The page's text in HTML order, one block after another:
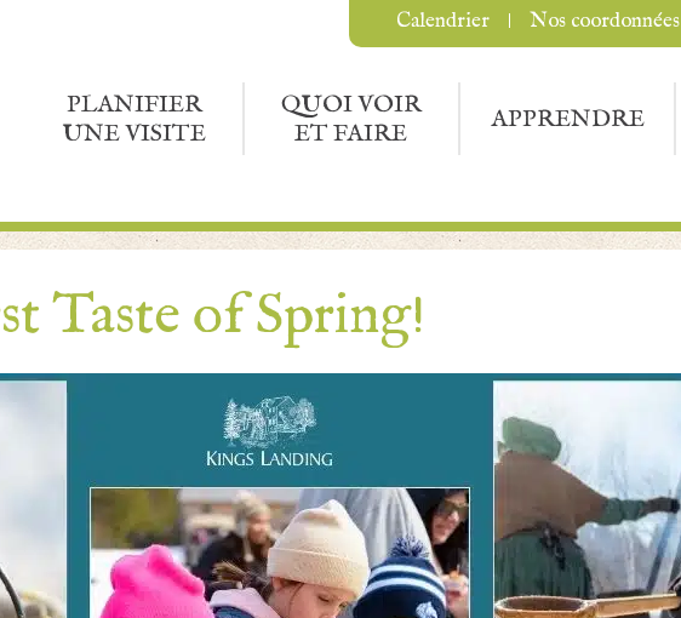
PLANIFIER
UNE VISITE
QUOI VOIR
ET FAIRE
APPRENDRE
Calendrier Nos coordonnées
Taste of Spring!